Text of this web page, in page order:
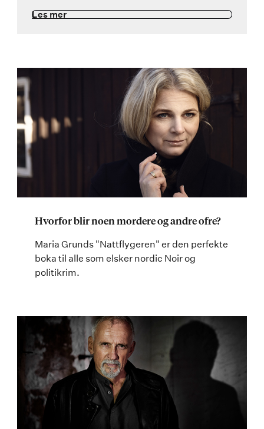
Les mer
Hvorfor blir noen mordere og andre ofre?
Maria Grunds "Nattflygeren" er den perfekte
boka til alle som elsker nordic Noir og
politikrim.